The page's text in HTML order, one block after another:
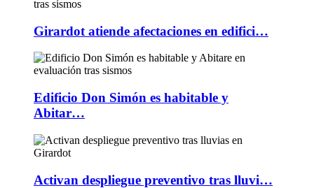
Girardot atiende afectaciones en edifici…
Edificio Don Simón es habitable y
Abitar…
Activan despliegue preventivo tras lluvi…